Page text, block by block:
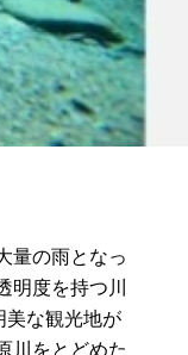
量の雨となっ
明度を持つ川
美な観光地が
川をとどめた